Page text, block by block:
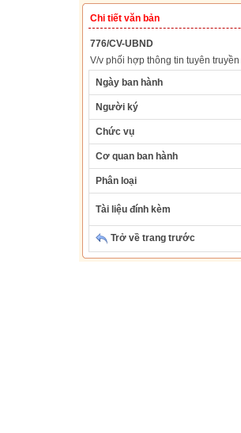
Chi tiết văn bản
776/CV-UBND
V/v phối hợp thông tin tuyên
Ngày ban hành
Người ký
Chức vụ
Cơ quan ban hành
Phân loại
Tài liệu đính kèm
Trở về trang trước